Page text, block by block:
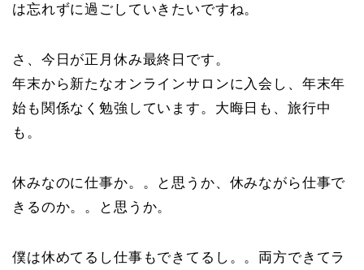
は忘れずに過ごしていきたいですね。
さ、今日が正月休み最終日です。
年末から新たなオンラインサロンに入会し、年末年
始も関係なく勉強しています。大晦日も、旅行中
も。
休みなのに仕事か。。と思うか、休みながら仕事で
きるのか。。と思うか。
僕は休めてるし仕事もできてるし。。両方できてラ